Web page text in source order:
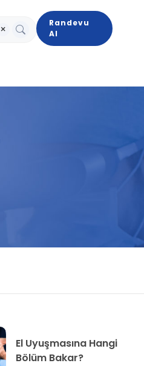
×
Randevu
Al
El Uyuşmasına Hangi
Bölüm Bakar?